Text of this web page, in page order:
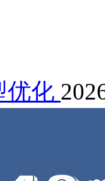
优化